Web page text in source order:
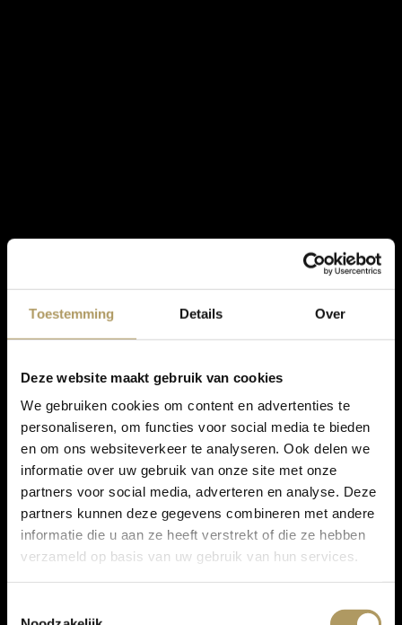
Toestemming Details Over
Deze website maakt gebruik van cookies
We gebruiken cookies om content en advertenties te
personaliseren, om functies voor social media te bieden
en om ons websiteverkeer te analyseren. Ook delen we
informatie over uw gebruik van onze site met onze
partners voor social media, adverteren en analyse. Deze
partners kunnen deze gegevens combineren met andere
informatie die u aan ze heeft verstrekt of die ze hebben
verzameld op basis van uw gebruik van hun services.